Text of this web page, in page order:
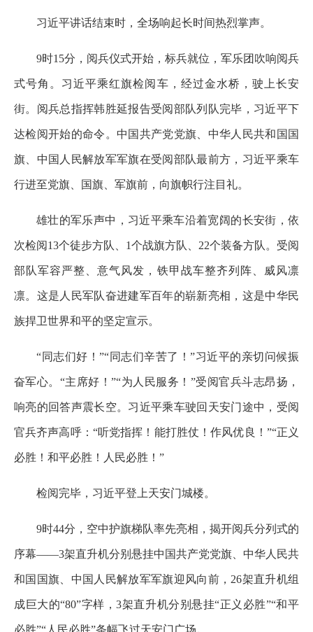
习近平讲话结束时，全场响起长时间热烈掌声。
9时15分，阅兵仪式开始，标兵就位，军乐团吹响阅兵
式号角。习近平乘红旗检阅车，经过金水桥，驶上长安
街。阅兵总指挥韩胜延报告受阅部队列队完毕，习近平下
达检阅开始的命令。中国共产党党旗、中华人民共和国国
旗、中国人民解放军军旗在受阅部队最前方，习近平乘车
行进至党旗、国旗、军旗前，向旗帜行注目礼。
雄壮的军乐声中，习近平乘车沿着宽阔的长安街，依
次检阅13个徒步方队、1个战旗方队、22个装备方队。受阅
部队军容严整、意气风发，铁甲战车整齐列阵、威风凛
凛。这是人民军队奋进建军百年的崭新亮相，这是中华民
族捍卫世界和平的坚定宣示。
“同志们好！”“同志们辛苦了！”习近平的亲切问候振
奋军心。“主席好！”“为人民服务！”受阅官兵斗志昂扬，
响亮的回答声震长空。习近平乘车驶回天安门途中，受阅
官兵齐声高呼：“听党指挥！能打胜仗！作风优良！”“正义
必胜！和平必胜！人民必胜！”
检阅完毕，习近平登上天安门城楼。
9时44分，空中护旗梯队率先亮相，揭开阅兵分列式的
序幕——3架直升机分别悬挂中国共产党党旗、中华人民共
和国国旗、中国人民解放军军旗迎风向前，26架直升机组
成巨大的“80”字样，3架直升机分别悬挂“正义必胜”“和平
必胜”“人民必胜”条幅飞过天安门广场。